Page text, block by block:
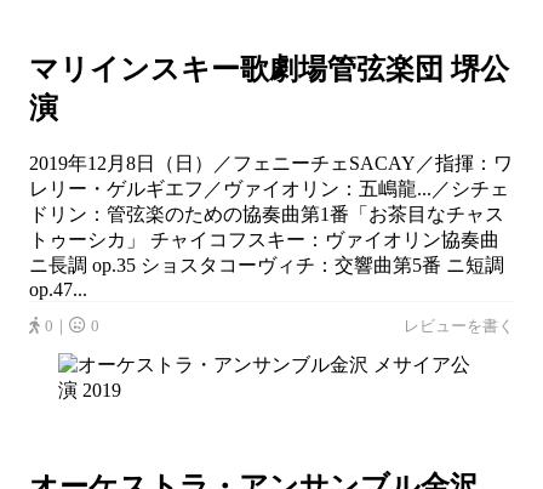
マリインスキー歌劇場管弦楽団 堺公
演
2019年12月8日（日）／フェニーチェSACAY／指揮：ワ
レリー・ゲルギエフ／ヴァイオリン：五嶋龍...／シチェ
ドリン：管弦楽のための協奏曲第1番「お茶目なチャス
トゥーシカ」 チャイコフスキー：ヴァイオリン協奏曲
ニ長調 op.35 ショスタコーヴィチ：交響曲第5番 ニ短調
op.47...
0｜ 0 レビューを書く